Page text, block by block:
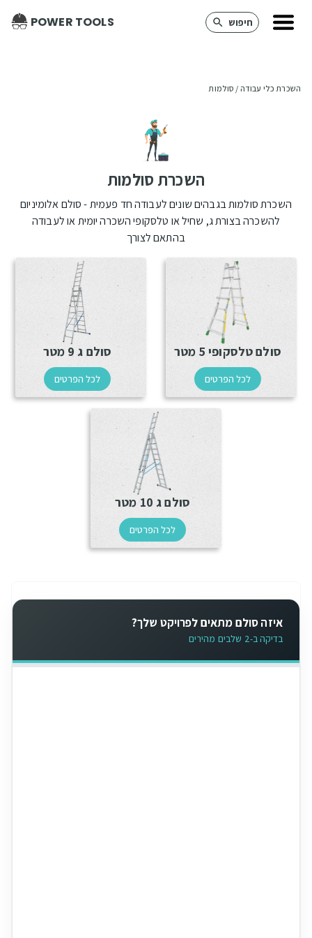
חיפוש POWER TOOLS
השכרת כלי עבודה / סולמות
השכרת סולמות
השכרת סולמות בגבהים שונים לעבודה חד פעמית - סולם אלומיניום
להשכרה בצורת ג, שחיל או טלסקופי השכרה יומית או לעבודה
בהתאם לצורך
סולם טלסקופי 5 מטר
לכל הפרטים
סולם ג 9 מטר
לכל הפרטים
סולם ג 10 מטר
לכל הפרטים
איזה סולם מתאים לפרויקט שלך?
בדיקה ב-2 שלבים מהירים